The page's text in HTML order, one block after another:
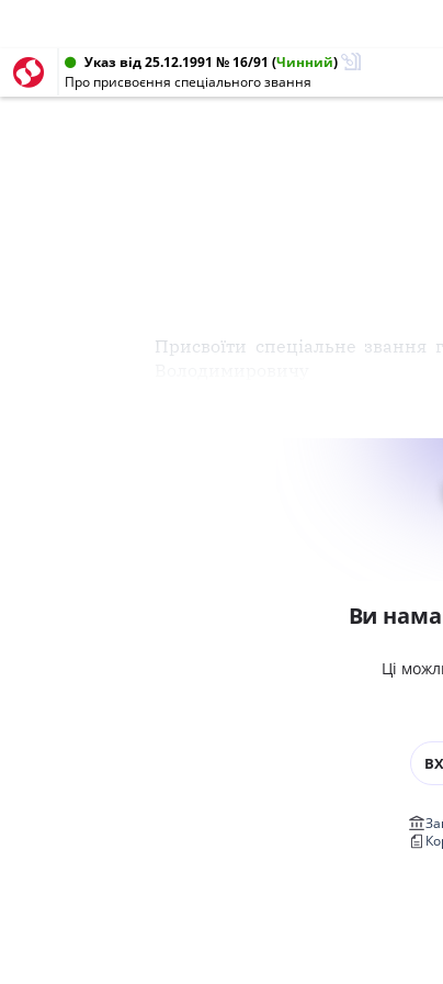
Указ від 25.12.1991 № 16/91 (Чинний)
Про присвоєння спеціального звання
Присвоїти спеціальне
Ви
Ці